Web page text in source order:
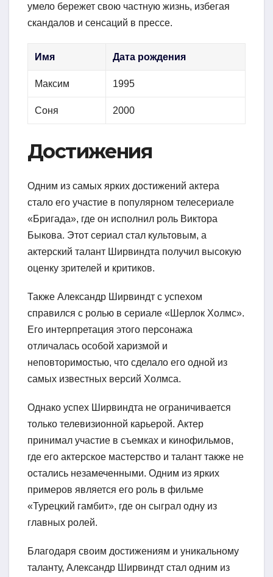
умело бережет свою частную жизнь, избегая
скандалов и сенсаций в прессе.
Имя Дата рождения
Максим 1995
Соня 2000
Достижения
Одним из самых ярких достижений актера
стало его участие в популярном телесериале
«Бригада», где он исполнил роль Виктора
Быкова. Этот сериал стал культовым, а
актерский талант Ширвиндта получил высокую
оценку зрителей и критиков.
Также Александр Ширвиндт с успехом
справился с ролью в сериале «Шерлок Холмс».
Его интерпретация этого персонажа
отличалась особой харизмой и
неповторимостью, что сделало его одной из
самых известных версий Холмса.
Однако успех Ширвиндта не ограничивается
только телевизионной карьерой. Актер
принимал участие в съемках и кинофильмов,
где его актерское мастерство и талант также не
остались незамеченными. Одним из ярких
примеров является его роль в фильме
«Турецкий гамбит», где он сыграл одну из
главных ролей.
Благодаря своим достижениям и уникальному
таланту, Александр Ширвиндт стал одним из